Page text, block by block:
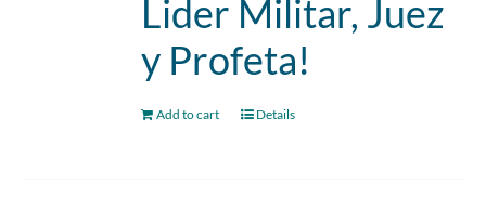
Lider Militar, Juez
y Profeta!
Add to cart Details